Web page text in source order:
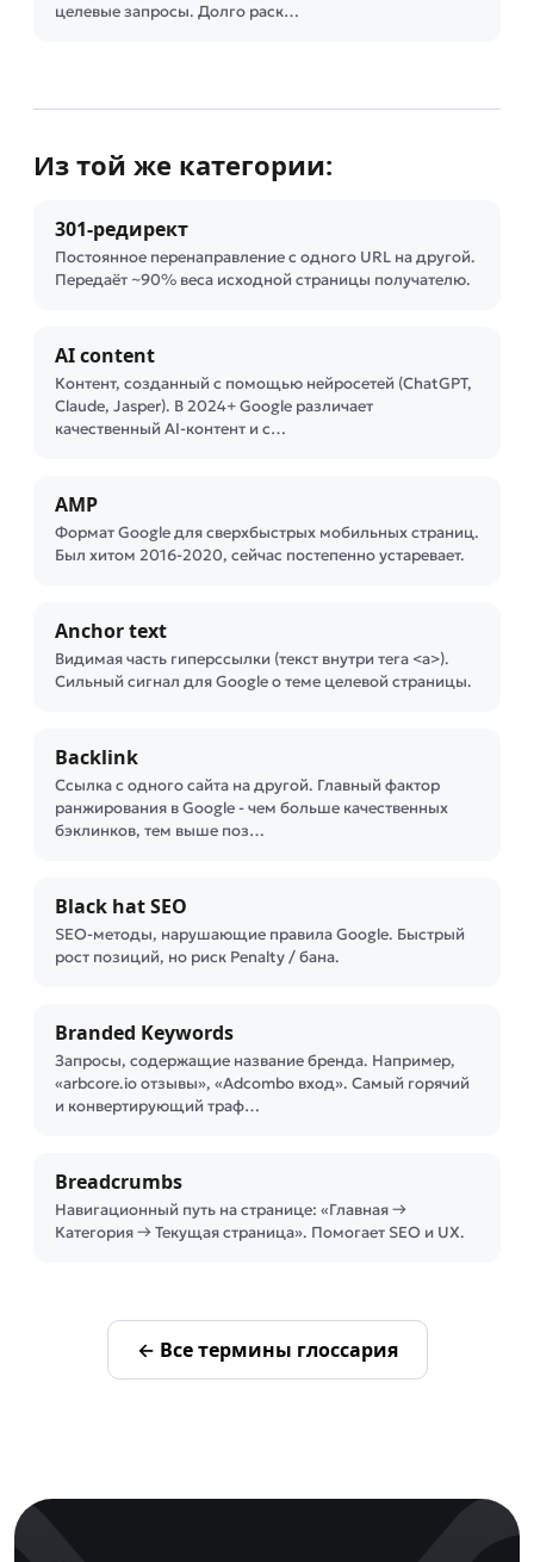
целевые запросы. Долго раск…
Из той же категории:
301-редирект
Постоянное перенаправление с одного URL на другой.
Передаёт ~90% веса исходной страницы получателю.
AI content
Контент, созданный с помощью нейросетей (ChatGPT,
Claude, Jasper). В 2024+ Google различает
качественный AI-контент и с…
AMP
Формат Google для сверхбыстрых мобильных страниц.
Был хитом 2016-2020, сейчас постепенно устаревает.
Anchor text
Видимая часть гиперссылки (текст внутри тега <a>).
Сильный сигнал для Google о теме целевой страницы.
Backlink
Ссылка с одного сайта на другой. Главный фактор
ранжирования в Google - чем больше качественных
бэклинков, тем выше поз…
Black hat SEO
SEO-методы, нарушающие правила Google. Быстрый
рост позиций, но риск Penalty / банa.
Branded Keywords
Запросы, содержащие название бренда. Например,
«arbcore.io отзывы», «Adcombo вход». Самый горячий
и конвертирующий траф…
Breadcrumbs
Навигационный путь на странице: «Главная →
Категория → Текущая страница». Помогает SEO и UX.
← Все термины глоссария